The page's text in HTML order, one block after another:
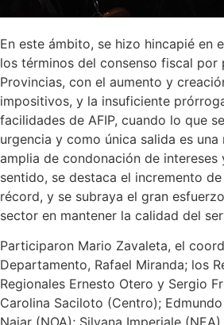
En este ámbito, se hizo hincapié en
los términos del consenso fiscal
Provincias, con el aumento y
impositivos, y la insuficiente
facilidades de AFIP, cuando lo que
urgencia y como única salida es
amplia de condonación de intereses
sentido, se destaca el incremento
récord, y se subraya el gran
sector en mantener la calidad del
Participaron Mario Zavaleta, el
Departamento, Rafael Miranda; los
Regionales Ernesto Otero y Sergio
Carolina Saciloto (Centro);
Najar (NOA); Silvana Imperiale